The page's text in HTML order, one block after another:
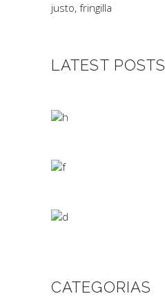
justo, fringilla
LATEST POSTS
CATEGORIAS